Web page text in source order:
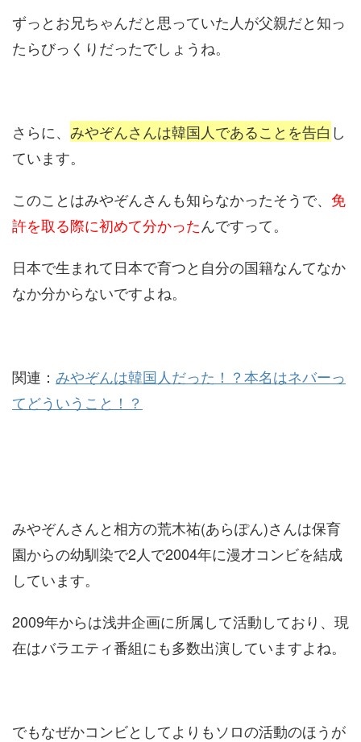
ずっとお兄ちゃんだと思っていた人が父親だと知っ
たらびっくりだったでしょうね。
さらに、 みやぞんさんは韓国人であることを告白 し
ています。
このことはみやぞんさんも知らなかったそうで、 免
許を取る際に初めて分かったんですって。
日本で生まれて日本で育つと自分の国籍なんてなか
なか分からないですよね。
関連： みやぞんは韓国人だった！？本名はネバーっ
てどういうこと！？
みやぞんさんと相方の荒木祐(あらぽん)さんは保育
園からの幼馴染で2人で2004年に漫才コンビを結成
しています。
2009年からは浅井企画に所属して活動しており、現
在はバラエティ番組にも多数出演していますよね。
でもなぜかコンビとしてよりもソロの活動のほうが